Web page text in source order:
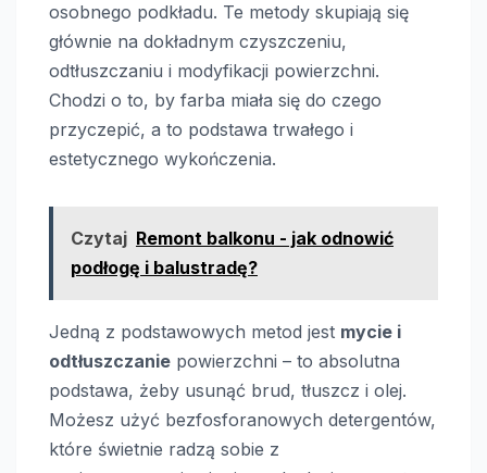
osobnego podkładu. Te metody skupiają się
głównie na dokładnym czyszczeniu,
odtłuszczaniu i modyfikacji powierzchni.
Chodzi o to, by farba miała się do czego
przyczepić, a to podstawa trwałego i
estetycznego wykończenia.
Czytaj Remont balkonu - jak odnowić
podłogę i balustradę?
Jedną z podstawowych metod jest mycie i
odtłuszczanie powierzchni – to absolutna
podstawa, żeby usunąć brud, tłuszcz i olej.
Możesz użyć bezfosforanowych detergentów,
które świetnie radzą sobie z